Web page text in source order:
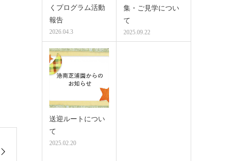
くプログラム活動
報告
2026.04.3
集・ご見学につい
て
2025.09.22
送迎ルートについ
て
2025.02.20